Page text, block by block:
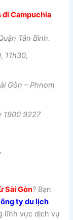
đi Campuchia
Tân Bình.
11h30,
Gòn – Phnom
1900 9227
Sài Gòn? Bạn
ty du lịch
lĩnh vực dịch vụ